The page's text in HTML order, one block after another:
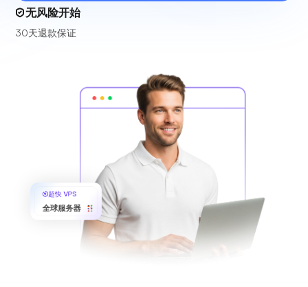
无风险开始
30天退款保证
超快 VPS
全球服务器